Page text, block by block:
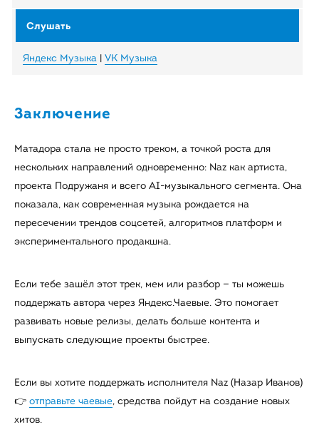
Яндекс Музыка | VK Музыка
Заключение
Матадора стала не просто треком, а точкой роста для
нескольких направлений одновременно: Naz как артиста,
проекта Подружаня и всего AI-музыкального сегмента. Она
показала, как современная музыка рождается на
пересечении трендов соцсетей, алгоритмов платформ и
экспериментального продакшна.
Если тебе зашёл этот трек, мем или разбор — ты можешь
поддержать автора через Яндекс.Чаевые. Это помогает
развивать новые релизы, делать больше контента и
выпускать следующие проекты быстрее.
Если вы хотите поддержать исполнителя Naz (Назар Иванов)
👉 отправьте чаевые, средства пойдут на создание новых
хитов.